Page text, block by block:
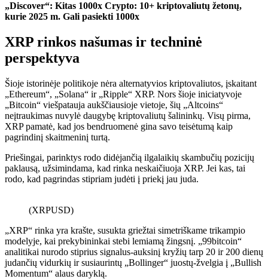
„Discover“: Kitas 1000x Crypto: 10+ kriptovaliutų žetonų,
kurie 2025 m. Gali pasiekti 1000x
XRP rinkos našumas ir techninė
perspektyva
Šioje istorinėje politikoje nėra alternatyvios kriptovaliutos, įskaitant
„Ethereum“, „Solana“ ir „Ripple“ XRP. Nors šioje iniciatyvoje
„Bitcoin“ viešpatauja aukščiausioje vietoje, šių „Altcoins“
neįtraukimas nuvylė daugybę kriptovaliutų šalininkų. Visų pirma,
XRP pamatė, kad jos bendruomenė gina savo teisėtumą kaip
pagrindinį skaitmeninį turtą.
Priešingai, parinktys rodo didėjančią ilgalaikių skambučių pozicijų
paklausą, užsimindama, kad rinka neskaičiuoja XRP. Jei kas, tai
rodo, kad pagrindas stipriam judėti į priekį jau juda.
(XRPUSD)
„XRP“ rinka yra krašte, susukta griežtai simetriškame trikampio
modelyje, kai prekybininkai stebi lemiamą žingsnį. „99bitcoin“
analitikai nurodo stiprius signalus-auksinį kryžių tarp 20 ir 200 dienų
judančių vidurkių ir susiaurintų „Bollinger“ juostų-žvelgia į „Bullish
Momentum“ alaus daryklą.